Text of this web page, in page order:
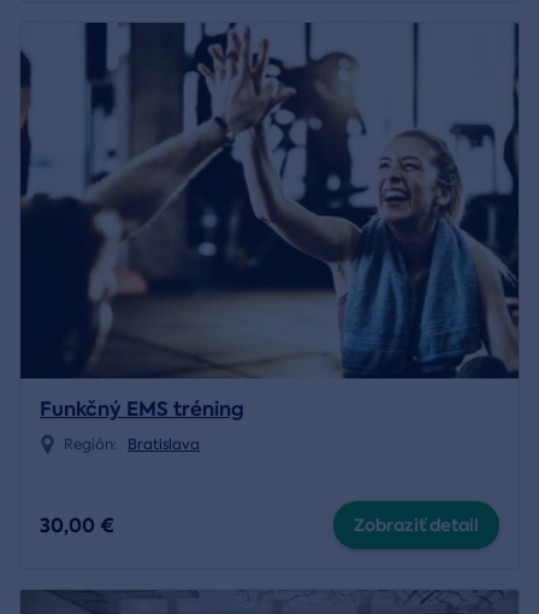
Funkčný EMS tréning
Región: Bratislava
30,00 € Zobraziť detail